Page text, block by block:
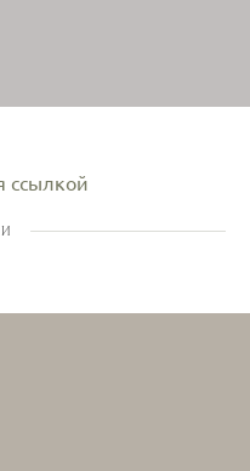
ссылкой